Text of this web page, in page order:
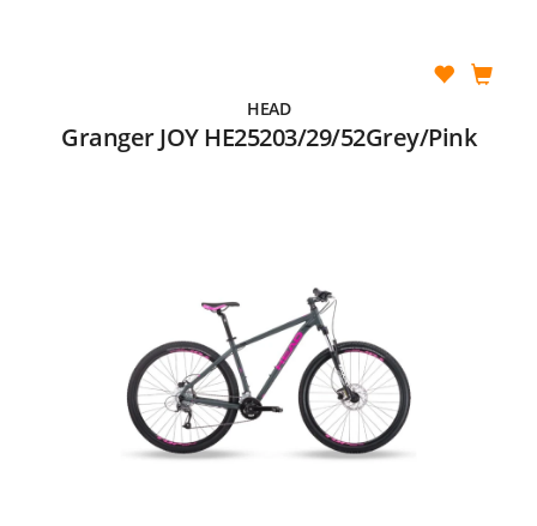
HEAD
Granger JOY HE25203/29/52Grey/Pink